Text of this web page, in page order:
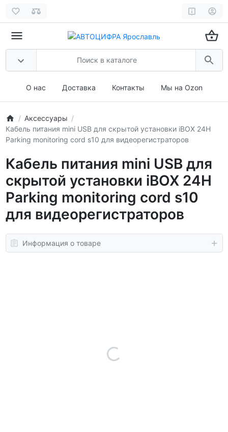
О нас Доставка Контакты Мы на Ozon
Аксессуары
Кабель питания mini USB для скрытой установки iBOX 24H
Parking monitoring cord s10 для видеорегистраторов
Кабель питания mini USB для
скрытой установки iBOX 24H
Parking monitoring cord s10
для видеорегистраторов
Информация о товаре